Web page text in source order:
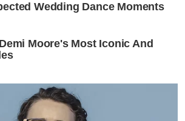
Wedding Dance Moments
Moore's Most Iconic And